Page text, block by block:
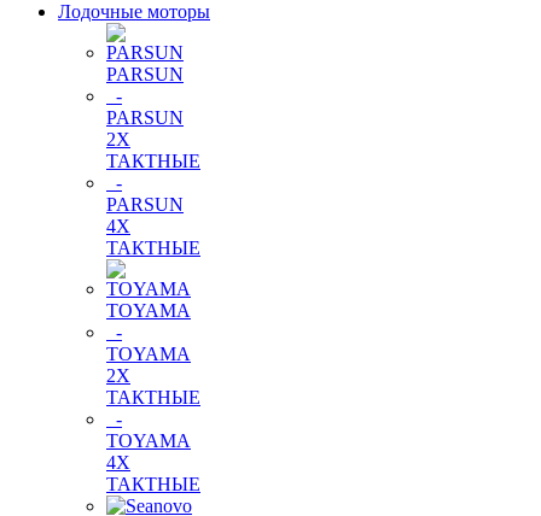
Лодочные моторы
PARSUN
-
PARSUN
2Х
ТАКТНЫЕ
-
PARSUN
4Х
ТАКТНЫЕ
TOYAMA
-
TOYAMA
2Х
ТАКТНЫЕ
-
TOYAMA
4Х
ТАКТНЫЕ